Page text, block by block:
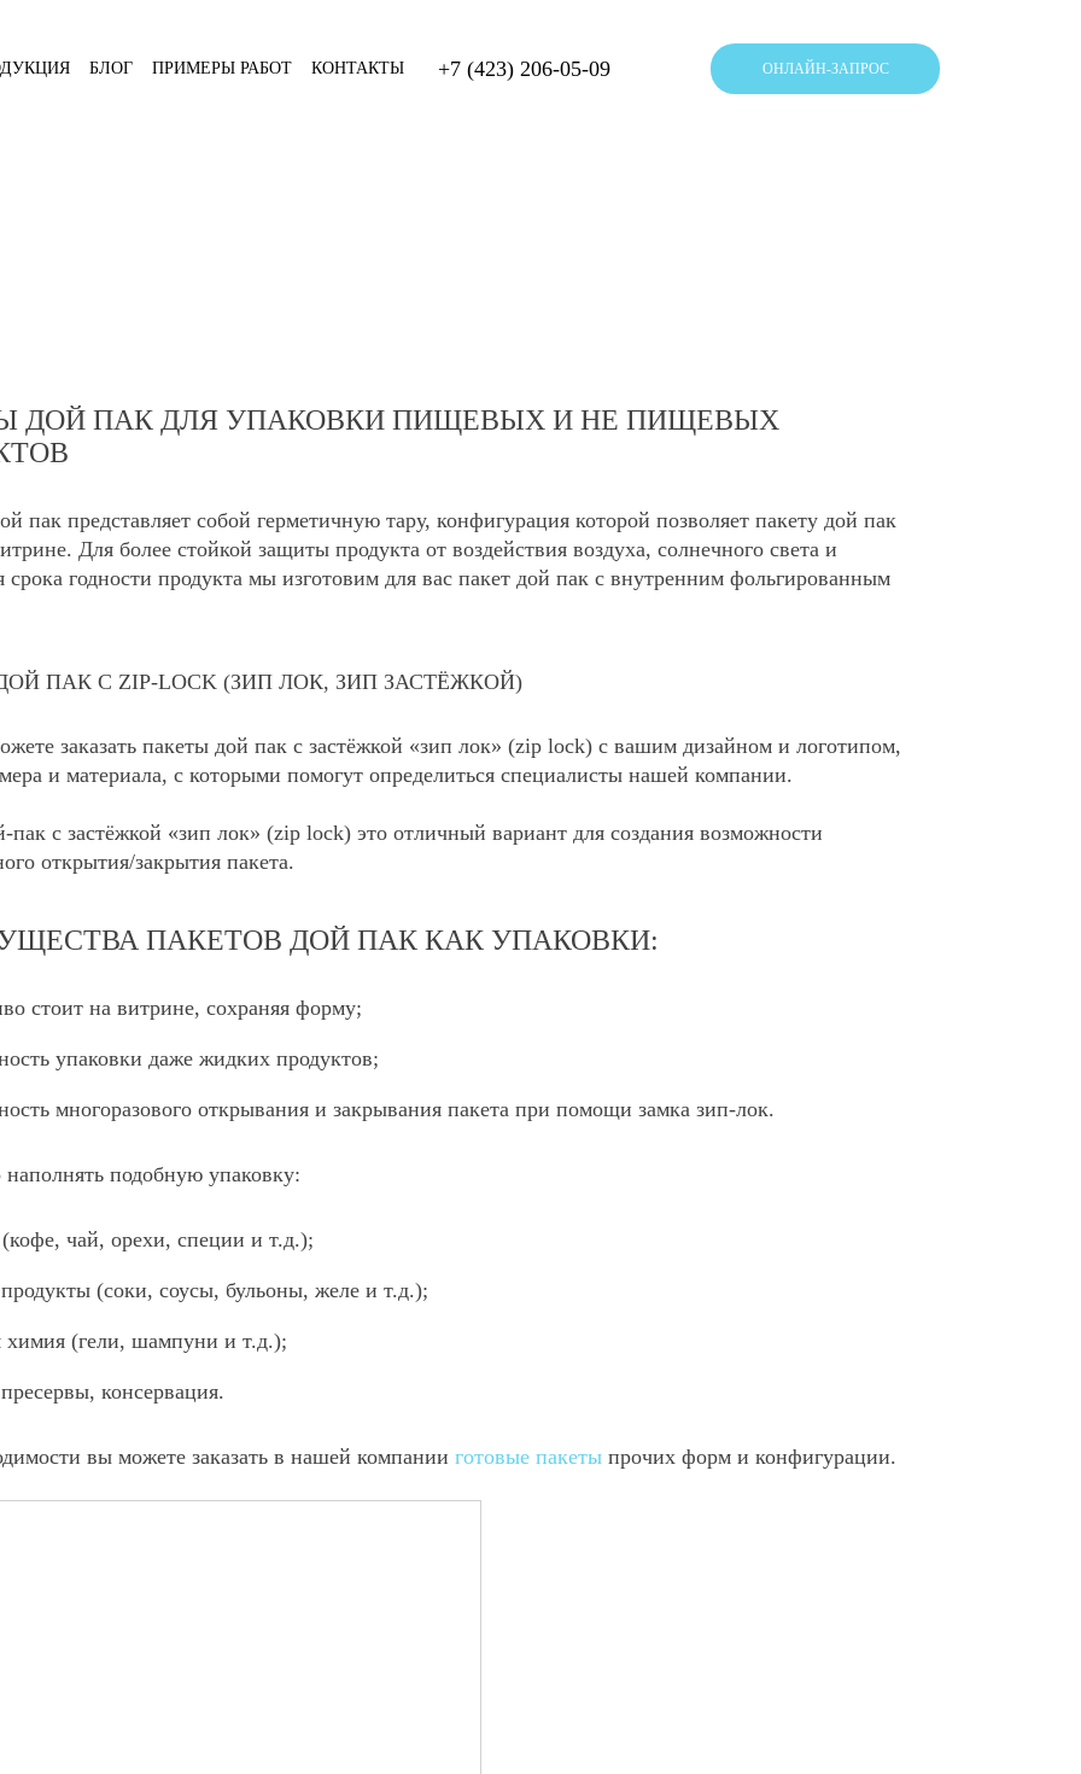
БЛОГ ПРИМЕРЫ РАБОТ КОНТАКТЫ +7 (423) 206-05-09 ОНЛАЙН-ЗАПРОС
ДОЙ ПАК ДЛЯ УПАКОВКИ ПИЩЕВЫХ И НЕ ПИЩЕВЫХ
пак представляет собой герметичную тару, конфигурация которой позволяет пакету дой пак
Для более стойкой защиты продукта от воздействия воздуха, солнечного света и
срока годности продукта мы изготовим для вас пакет дой пак с внутренним фольгированным
ПАК С ZIP-LOCK (ЗИП ЛОК, ЗИП ЗАСТЁЖКОЙ)
заказать пакеты дой пак с застёжкой «зип лок» (zip lock) с вашим дизайном и логотипом,
и материала, с которыми помогут определиться специалисты нашей компании.
пак с застёжкой «зип лок» (zip lock) это отличный вариант для создания возможности
открытия/закрытия пакета.
ПАКЕТОВ ДОЙ ПАК КАК УПАКОВКИ:
стоит на витрине, сохраняя форму;
упаковки даже жидких продуктов;
многоразового открывания и закрывания пакета при помощи замка зип-лок.
подобную упаковку:
(кофе, чай, орехи, специи и т.д.);
(соки, соусы, бульоны, желе и т.д.);
химия (гели, шампуни и т.д.);
консервация.
вы можете заказать в нашей компании готовые пакеты прочих форм и конфигурации.